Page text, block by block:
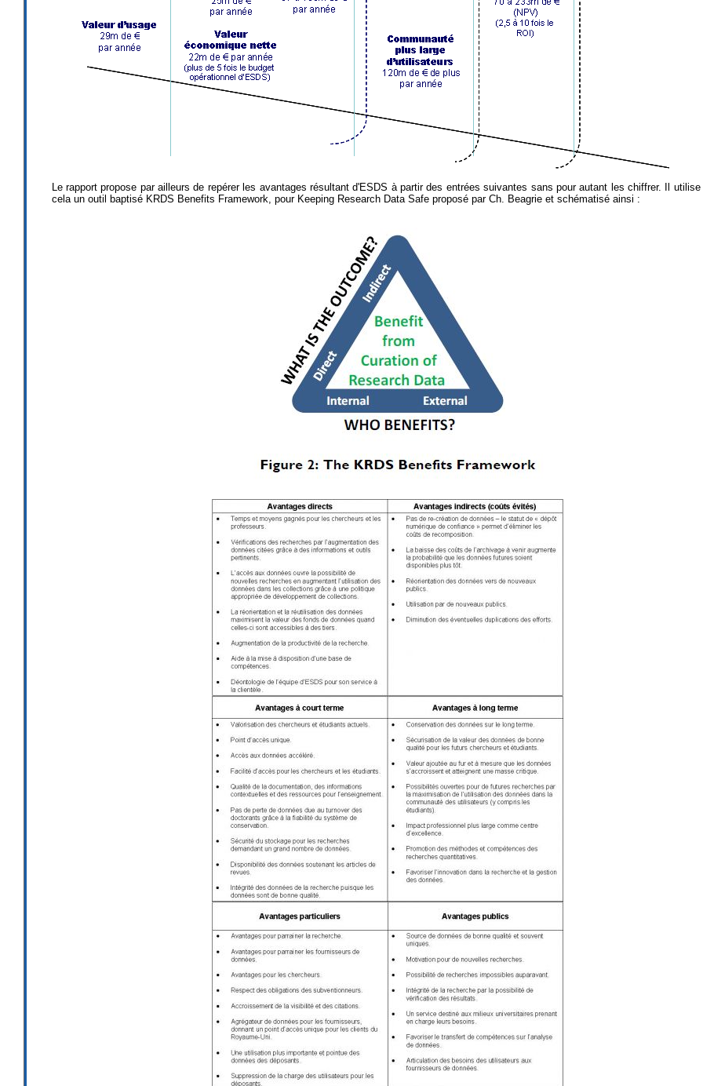
Le rapport propose par ailleurs de repérer les avantages résultant d'ESDS à partir des entrées suivantes sans pour autant les chiffrer. Il utilise
cela un outil baptisé KRDS Benefits Framework, pour Keeping Research Data Safe proposé par Ch. Beagrie et schématisé ainsi :